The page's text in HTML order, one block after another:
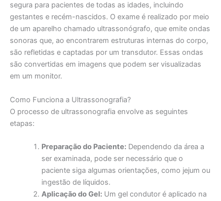
segura para pacientes de todas as idades, incluindo
gestantes e recém-nascidos. O exame é realizado por meio
de um aparelho chamado ultrassonógrafo, que emite ondas
sonoras que, ao encontrarem estruturas internas do corpo,
são refletidas e captadas por um transdutor. Essas ondas
são convertidas em imagens que podem ser visualizadas
em um monitor.
Como Funciona a Ultrassonografia?
O processo de ultrassonografia envolve as seguintes
etapas:
Preparação do Paciente:Dependendo da área a
ser examinada, pode ser necessário que o
paciente siga algumas orientações, como jejum ou
ingestão de líquidos.
Aplicação do Gel:Um gel condutor é aplicado na